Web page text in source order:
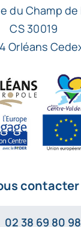
du Champ de
CS 30019
Orléans
contacter
02 38 69 80 98